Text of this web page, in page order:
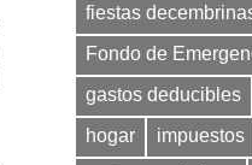
fiestas
Fondo de
gastos deducibles
hogar
impuestos